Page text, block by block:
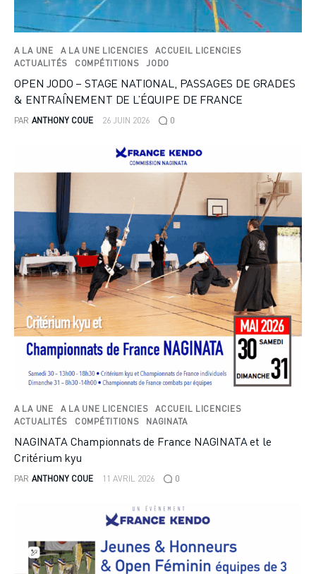
A LA UNE A LA UNE LICENCIES
ACCUEIL LICENCIES
ACTUALITÉS
COMPÉTITIONS JODO
OPEN JODO – STAGE NATIONAL, PASSAGES DE GRADES
& ENTRAÎNEMENT DE L’ÉQUIPE DE FRANCE
PAR ANTHONY COUE 26 JUIN 2026 0
A LA UNE A LA UNE LICENCIES
ACCUEIL LICENCIES
ACTUALITÉS
COMPÉTITIONS NAGINATA
NAGINATA Championnats de France NAGINATA et le
Critérium kyu
PAR ANTHONY COUE 11 AVRIL 2026 0